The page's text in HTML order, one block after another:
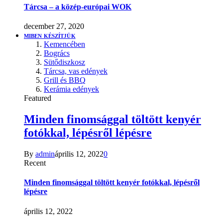
Tárcsa – a közép-európai WOK
december 27, 2020
MIBEN KÉSZÍTJÜK
Kemencében
Bogrács
Sütődiszkosz
Tárcsa, vas edények
Grill és BBQ
Kerámia edények
Featured
Minden finomsággal töltött kenyér
fotókkal, lépésről lépésre
By admináprilis 12, 20220
Recent
Minden finomsággal töltött kenyér fotókkal, lépésről
lépésre
április 12, 2022